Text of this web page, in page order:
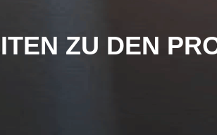
ZU DEN